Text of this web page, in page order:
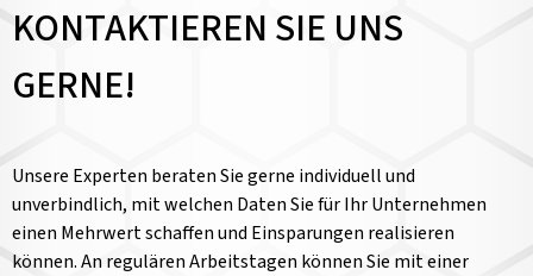
KONTAKTIEREN SIE UNS
GERNE!
Unsere Experten beraten Sie gerne individuell und
unverbindlich, mit welchen Daten Sie für Ihr Unternehmen
einen Mehrwert schaffen und Einsparungen realisieren
können. An regulären Arbeitstagen können Sie mit einer